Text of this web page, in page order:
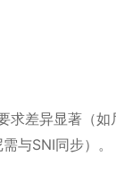
求差异显著（如
与SNI同步）。